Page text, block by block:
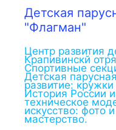
Детская
"Флагман"
Центр развития
Крапивинскй
Спортивные
Детская
развитие:
История России
техническое
искусство: фото
мастерство.